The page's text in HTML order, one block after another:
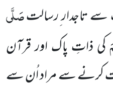
تاجدار ِرسالتصَلَّی
کی ذاتِ پاک اور قرآن
کرنے سے مراد اُن سے